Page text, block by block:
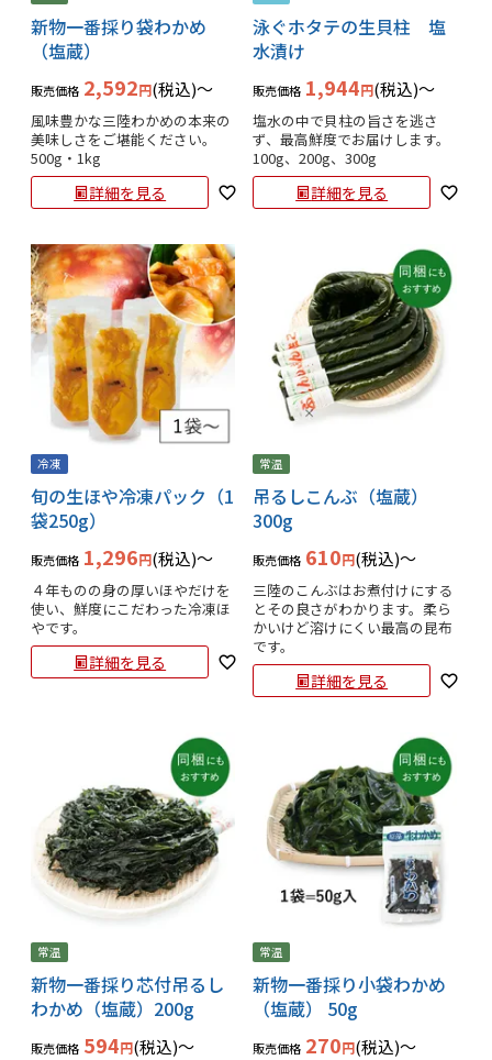
新物一番採り袋わかめ
（塩蔵）
販売価格 2,592 税込 〜
風味豊かな三陸わかめの本来の
美味しさをご堪能ください。
500g・1kg
詳細を見る
泳ぐホタテの生貝柱 塩
水漬け
販売価格 1,944 税込 〜
塩水の中で貝柱の旨さを逃さ
ず、最高鮮度でお届けします。
100g、200g、300g
詳細を見る
冷凍
旬の生ほや冷凍パック（1
袋250g）
販売価格 1,296 税込 〜
４年ものの身の厚いほやだけを
使い、鮮度にこだわった冷凍ほ
やです。
詳細を見る
常温
吊るしこんぶ（塩蔵）
300g
販売価格 610 税込 〜
三陸のこんぶはお煮付けにする
とその良さがわかります。柔ら
かいけど溶けにくい最高の昆布
です。
詳細を見る
常温
新物一番採り芯付吊るし
わかめ（塩蔵）200g
販売価格 594 税込 〜
常温
新物一番採り小袋わかめ
（塩蔵） 50g
販売価格 270 税込 〜